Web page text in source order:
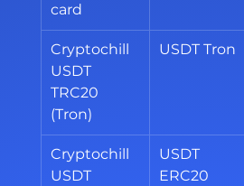
card
Cryptochill
USDT
TRC20
(Tron)
USDT Tron
Cryptochill
USDT
USDT
ERC20